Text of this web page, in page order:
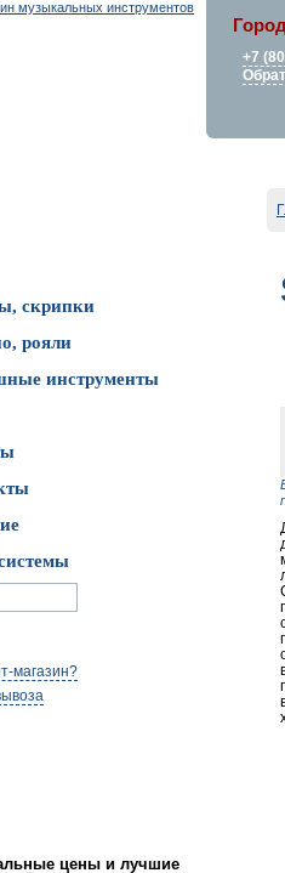
+7
скрипки
рояли
инструменты
магазин?
цены и лучшие